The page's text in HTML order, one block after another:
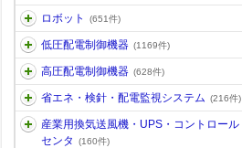
ロボット (651件)
低圧配電制御機器 (1169件)
高圧配電制御機器 (628件)
省エネ・検針・配電監視システム (216件)
産業用換気送風機・UPS・コントロール
センタ
(160件)